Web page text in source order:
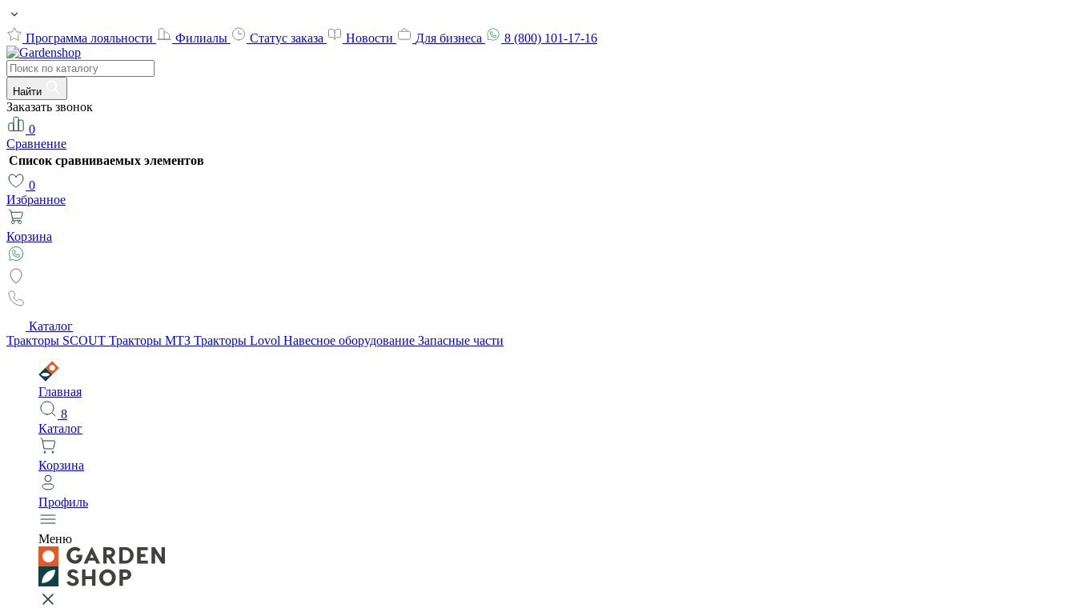
Программа лояльности Филиалы Статус заказа Новости Для бизнеса 8 (800) 101-17-16
Найти
Заказать звонок
0
Сравнение
Список сравниваемых элементов
0
Избранное
Корзина
Каталог
Тракторы SCOUT Тракторы МТЗ Тракторы Lovol Навесное оборудование Запасные части
Главная
8
Каталог
Корзина
Профиль
Меню